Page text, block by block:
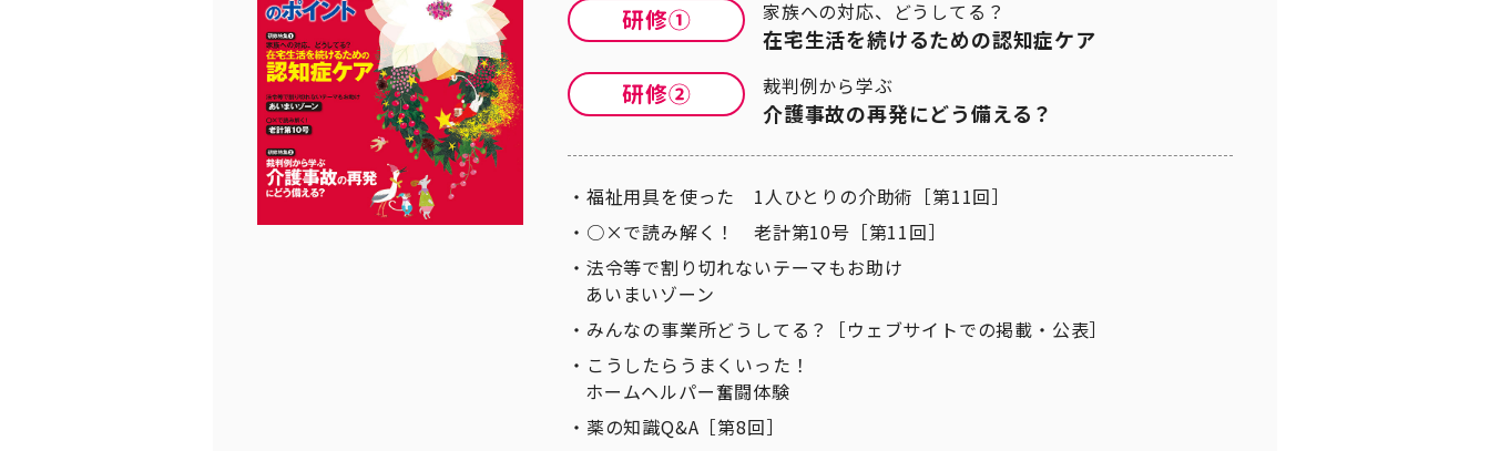
家族への対応、どうしてる？
在宅生活を続けるための認知症ケア
裁判例から学ぶ
介護事故の再発にどう備える？
福祉用具を使った 1人ひとりの介助術［第11回］
○×で読み解く！ 老計第10号［第11回］
法令等で割り切れないテーマもお助け
あいまいゾーン
みんなの事業所どうしてる？［ウェブサイトでの掲載・公表］
こうしたらうまくいった！
ホームヘルパー奮闘体験
薬の知識Q&A［第8回］